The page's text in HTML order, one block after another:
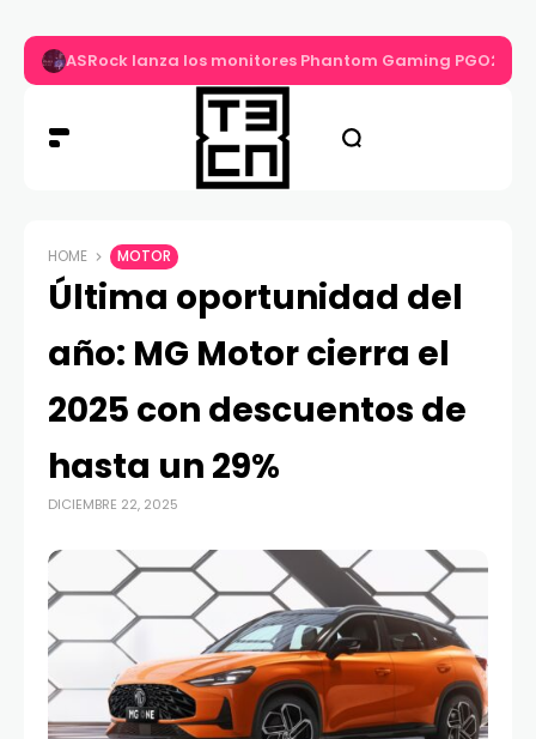
ASRock lanza los monitores Phantom Gaming
HOME MOTOR
Última oportunidad del
año: MG Motor cierra el
2025 con descuentos de
hasta un 29%
DICIEMBRE 22, 2025